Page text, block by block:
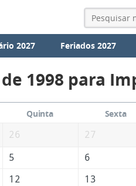
2027 Feriados 2027
1998 para
Quinta Sexta
26 27
5 6
12 13